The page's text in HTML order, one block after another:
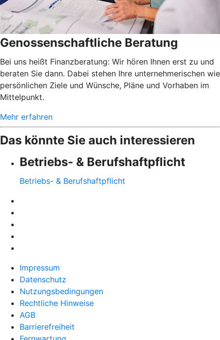
Genossenschaftliche Beratung
Bei uns heißt Finanzberatung: Wir hören Ihnen erst zu und
beraten Sie dann. Dabei stehen Ihre unternehmerischen wie
persönlichen Ziele und Wünsche, Pläne und Vorhaben im
Mittelpunkt.
Mehr erfahren
Das könnte Sie auch interessieren
Betriebs- & Berufshaftpflicht
Betriebs- & Berufshaftpflicht
Impressum
Datenschutz
Nutzungsbedingungen
Rechtliche Hinweise
AGB
Barrierefreiheit